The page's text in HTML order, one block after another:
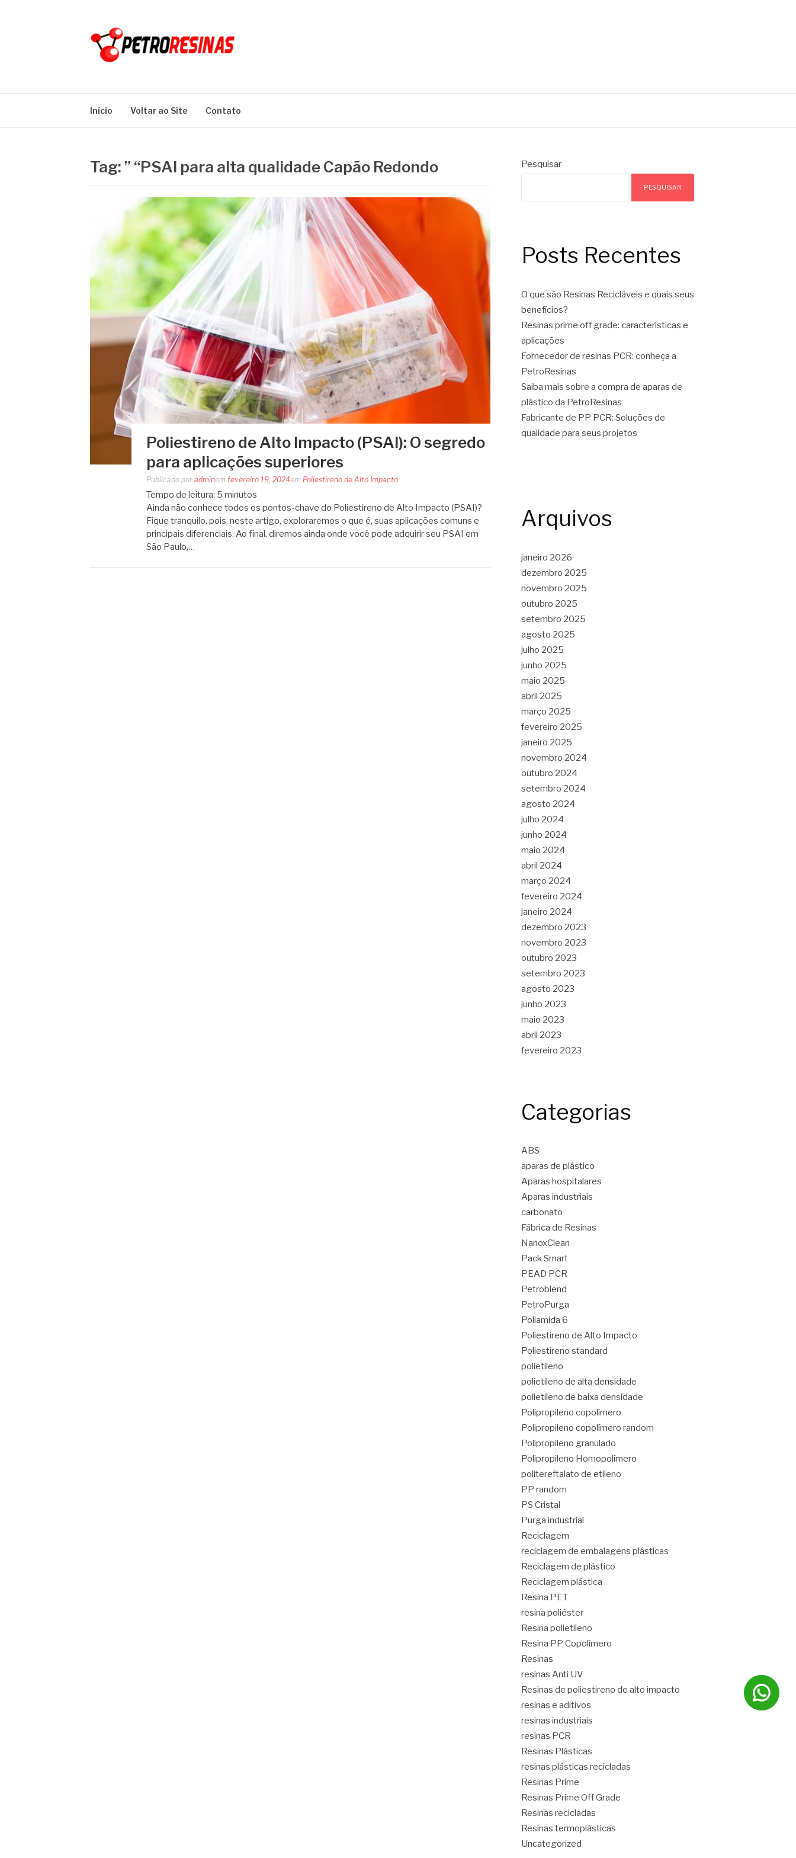
Início Voltar ao Site Contato
Tag: ” “PSAI para alta qualidade Capão Redondo
Poliestireno de Alto Impacto (PSAI): O segredo
para aplicações superiores
Publicado por adminem fevereiro 19, 2024em Poliestireno de Alto Impacto
Tempo de leitura: 5 minutos
Ainda não conhece todos os pontos-chave do Poliestireno de Alto Impacto (PSAI)?
Fique tranquilo, pois, neste artigo, exploraremos o que é, suas aplicações comuns e
principais diferenciais. Ao final, diremos ainda onde você pode adquirir seu PSAI em
São Paulo,…
Pesquisar
PESQUISAR
Posts Recentes
O que são Resinas Recicláveis e quais seus
benefícios?
Resinas prime off grade: características e
aplicações
Fornecedor de resinas PCR: conheça a
PetroResinas
Saiba mais sobre a compra de aparas de
plástico da PetroResinas
Fabricante de PP PCR: Soluções de
qualidade para seus projetos
Arquivos
janeiro 2026
dezembro 2025
novembro 2025
outubro 2025
setembro 2025
agosto 2025
julho 2025
junho 2025
maio 2025
abril 2025
março 2025
fevereiro 2025
janeiro 2025
novembro 2024
outubro 2024
setembro 2024
agosto 2024
julho 2024
junho 2024
maio 2024
abril 2024
março 2024
fevereiro 2024
janeiro 2024
dezembro 2023
novembro 2023
outubro 2023
setembro 2023
agosto 2023
junho 2023
maio 2023
abril 2023
fevereiro 2023
Categorias
ABS
aparas de plástico
Aparas hospitalares
Aparas industriais
carbonato
Fábrica de Resinas
NanoxClean
Pack Smart
PEAD PCR
Petroblend
PetroPurga
Poliamida 6
Poliestireno de Alto Impacto
Poliestireno standard
polietileno
polietileno de alta densidade
polietileno de baixa densidade
Polipropileno copolímero
Polipropileno copolímero random
Polipropileno granulado
Polipropileno Homopolímero
politereftalato de etileno
PP random
PS Cristal
Purga industrial
Reciclagem
reciclagem de embalagens plásticas
Reciclagem de plástico
Reciclagem plástica
Resina PET
resina poliéster
Resina polietileno
Resina PP Copolímero
Resinas
resinas Anti UV
Resinas de poliestireno de alto impacto
resinas e aditivos
resinas industriais
resinas PCR
Resinas Plásticas
resinas plásticas recicladas
Resinas Prime
Resinas Prime Off Grade
Resinas recicladas
Resinas termoplásticas
Uncategorized